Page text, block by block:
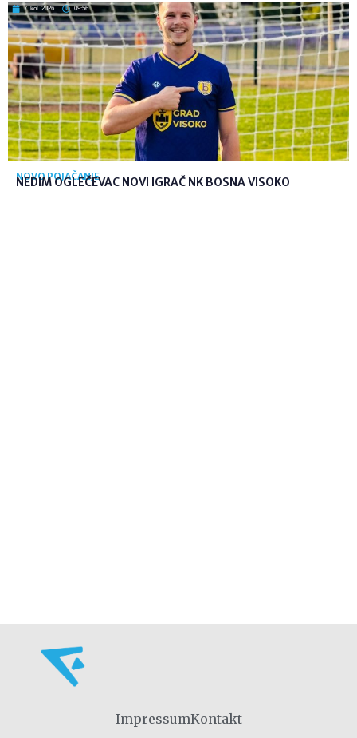
7. kol. 2026 09:56
NOVO POJAČANJE
NEDIM OGLEČEVAC NOVI IGRAČ NK BOSNA VISOKO
ImpressumKontakt